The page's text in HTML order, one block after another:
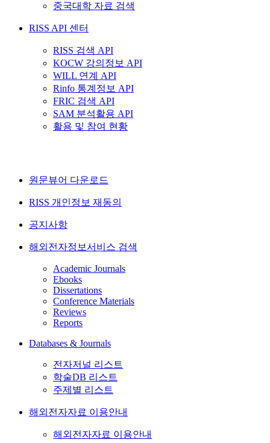
중국대학 자료 검색
RISS API 센터
RISS 검색 API
KOCW 강의정보 API
WILL 연계 API
Rinfo 통계정보 API
FRIC 검색 API
SAM 분석활용 API
활용 및 참여 현황
원문뷰어 다운로드
RISS 개인정보 재동의
공지사항
해외전자정보서비스 검색
Academic Journals
Ebooks
Dissertations
Conference Materials
Reviews
Reports
Databases & Journals
전자저널 리스트
학술DB 리스트
주제별 리스트
해외전자자료 이용안내
해외전자자료 이용안내